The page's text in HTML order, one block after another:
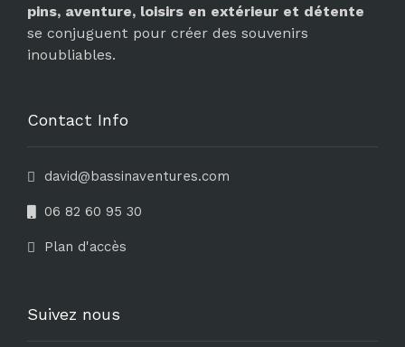
pins, aventure, loisirs en extérieur et détente
se conjuguent pour créer des souvenirs
inoubliables.
Contact Info
david@bassinaventures.com
06 82 60 95 30
Plan d'accès
Suivez nous